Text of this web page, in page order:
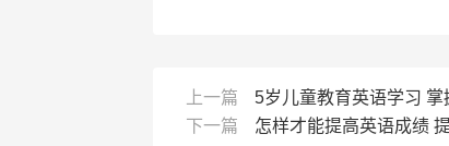
上一篇
5岁儿童教育英语学习 掌
下一篇
怎样才能提高英语成绩